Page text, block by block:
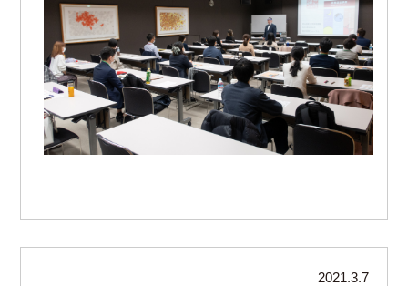
2021.3.7